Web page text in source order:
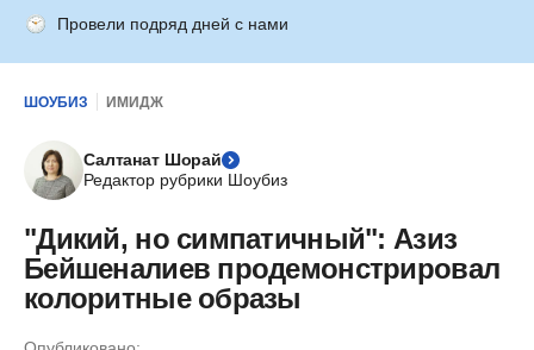
Провели подряд дней с нами
ШОУБИЗ ИМИДЖ
Салтанат Шорай
Редактор рубрики Шоубиз
"Дикий, но симпатичный": Азиз
Бейшеналиев продемонстрировал
колоритные образы